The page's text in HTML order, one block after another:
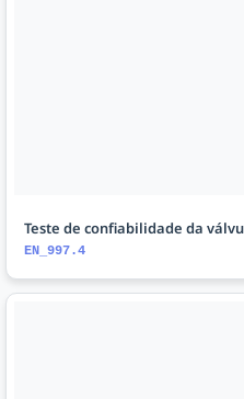
Teste de confiabilidade da
EN_997.4